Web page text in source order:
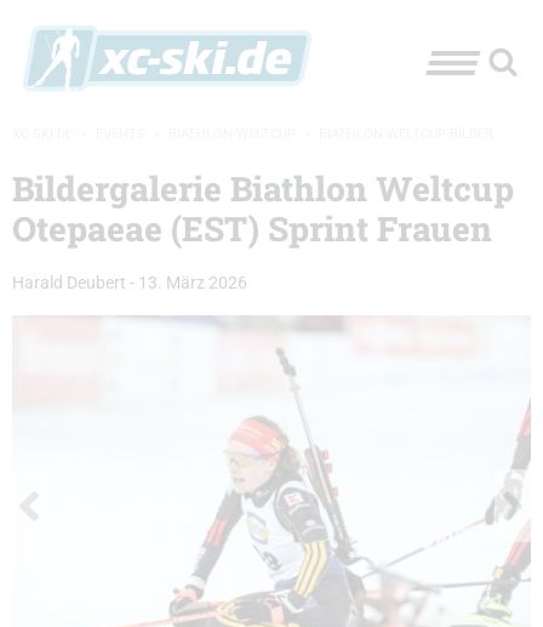
Bildergalerie Biathlon Weltcup
Otepaeae (EST) Sprint Frauen
Harald Deubert - 13. März 2026